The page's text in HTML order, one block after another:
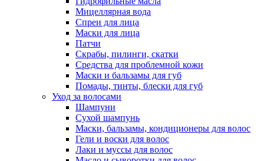
Мицеллярная вода
Спреи для лица
Маски для лица
Патчи
Скрабы, пилинги, скатки
Средства для проблемной кожи
Маски и бальзамы для губ
Помады, тинты, блески для губ
Уход за волосами
Шампуни
Сухой шампунь
Маски, бальзамы, кондиционеры для волос
Гели и воски для волос
Лаки и муссы для волос